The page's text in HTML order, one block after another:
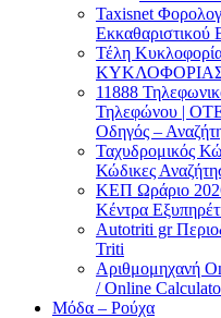
Taxisnet
Τέλη
ΚΥΚΛΟΦΟΡΙΑΣ
11888
Τηλεφώνου |
Οδηγός –
Ταχυδρομικός
Κώδικες
ΚΕΠ Ωράριο
Κέντρα
Autotriti gr
Triti
Αριθμομηχανή
/ Online
Μόδα – Ρούχα